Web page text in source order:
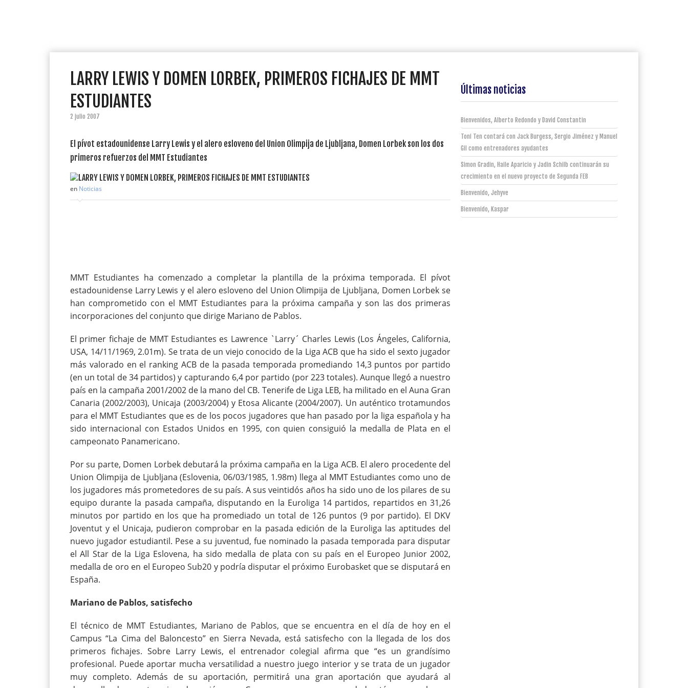
LARRY LEWIS Y DOMEN LORBEK, PRIMEROS FICHAJES DE MMT
ESTUDIANTES
2 julio 2007
El pívot estadounidense Larry Lewis y el alero esloveno del Union Olimpija de Ljubljana, Domen Lorbek son los dos
primeros refuerzos del MMT Estudiantes
en Noticias
MMT Estudiantes ha comenzado a completar la plantilla de la próxima temporada. El pívot
estadounidense Larry Lewis y el alero esloveno del Union Olimpija de Ljubljana, Domen Lorbek se
han comprometido con el MMT Estudiantes para la próxima campaña y son las dos primeras
incorporaciones del conjunto que dirige Mariano de Pablos.
El primer fichaje de MMT Estudiantes es Lawrence `Larry´ Charles Lewis (Los Ángeles, California,
USA, 14/11/1969, 2.01m). Se trata de un viejo conocido de la Liga ACB que ha sido el sexto jugador
más valorado en el ranking ACB de la pasada temporada promediando 14,3 puntos por partido
(en un total de 34 partidos) y capturando 6,4 por partido (por 223 totales). Aunque llegó a nuestro
país en la campaña 2001/2002 de la mano del CB. Tenerife de Liga LEB, ha militado en el Auna Gran
Canaria (2002/2003), Unicaja (2003/2004) y Etosa Alicante (2004/2007). Un auténtico trotamundos
para el MMT Estudiantes que es de los pocos jugadores que han pasado por la liga española y ha
sido internacional con Estados Unidos en 1995, con quien consiguió la medalla de Plata en el
campeonato Panamericano.
Por su parte, Domen Lorbek debutará la próxima campaña en la Liga ACB. El alero procedente del
Union Olimpija de Ljubljana (Eslovenia, 06/03/1985, 1.98m) llega al MMT Estudiantes como uno de
los jugadores más prometedores de su país. A sus veintidós años ha sido uno de los pilares de su
equipo durante la pasada campaña, disputando en la Euroliga 14 partidos, repartidos en 31,26
minutos por partido en los que ha promediado un total de 126 puntos (9 por partido). El DKV
Joventut y el Unicaja, pudieron comprobar en la pasada edición de la Euroliga las aptitudes del
nuevo jugador estudiantil. Pese a su juventud, fue nominado la pasada temporada para disputar
el All Star de la Liga Eslovena, ha sido medalla de plata con su país en el Europeo Junior 2002,
medalla de oro en el Europeo Sub20 y podría disputar el próximo Eurobasket que se disputará en
España.
Mariano de Pablos, satisfecho
El técnico de MMT Estudiantes, Mariano de Pablos, que se encuentra en el día de hoy en el
Campus “La Cima del Baloncesto” en Sierra Nevada, está satisfecho con la llegada de los dos
primeros fichajes. Sobre Larry Lewis, el entrenador colegial afirma que “es un grandísimo
profesional. Puede aportar mucha versatilidad a nuestro juego interior y se trata de un jugador
muy completo. Además de su aportación, permitirá una gran aportación que ayudará al
Últimas noticias
Bienvenidos, Alberto Redondo y David Constantin
Toni Ten contará con Jack Burgess, Sergio Jiménez y Manuel
Gil como entrenadores ayudantes
Simon Gradin, Haile Aparicio y Jadin Schilb continuarán su
crecimiento en el nuevo proyecto de Segunda FEB
Bienvenido, Jehyve
Bienvenido, Kaspar